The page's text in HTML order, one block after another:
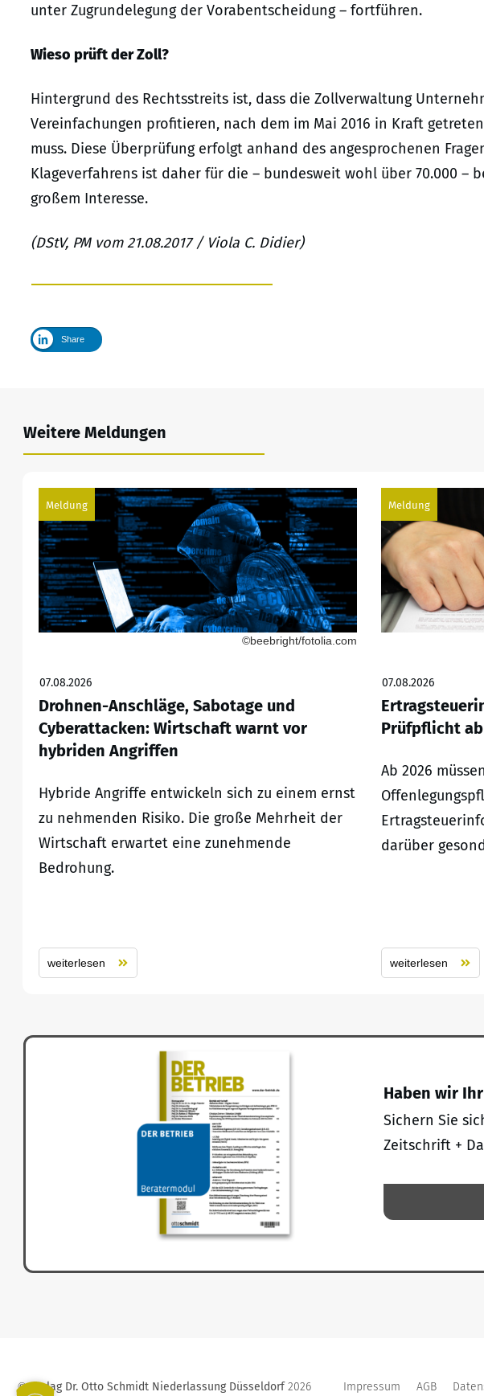
unter Zugrundelegung der Vorabentscheidung – fortführen.
Wieso prüft der Zoll?
Hintergrund des Rechtsstreits ist, dass die Zollverwaltung
Vereinfachungen profitieren, nach dem im Mai 2016 in Kraft
muss. Diese Überprüfung erfolgt anhand des angesprochenen
Klageverfahrens ist daher für die – bundesweit wohl über 70.000 –
großem Interesse.
(DStV, PM vom 21.08.2017 / Viola C. Didier)
Share
Weitere Meldungen
Meldung
©beebright/fotolia.com
07.08.2026
Drohnen-Anschläge, Sabotage und
Cyberattacken: Wirtschaft warnt vor
hybriden Angriffen
Hybride Angriffe entwickeln sich zu einem ernst
zu nehmenden Risiko. Die große Mehrheit der
Wirtschaft erwartet eine zunehmende
Bedrohung.
weiterlesen
Meldung
07.08.2026
Prüfpflicht ab
Ab 2026
darüber
weiterlesen
Haben wir Ihr
Sichern Sie
Zeitschrift +
©Verlag Dr. Otto Schmidt Niederlassung Düsseldorf 2026 Impressum AGB